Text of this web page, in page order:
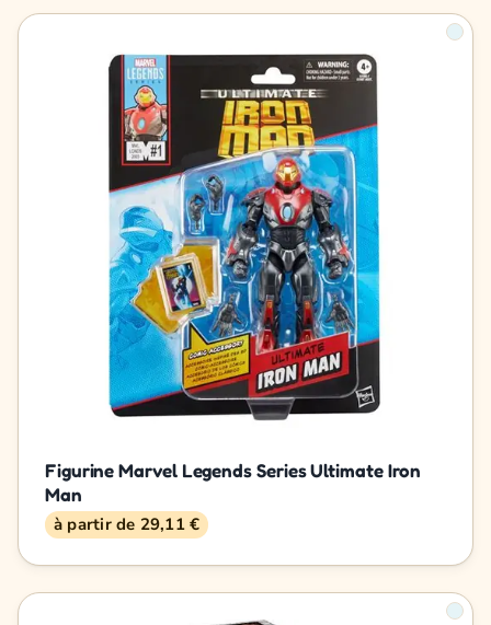
Figurine Marvel Legends Series Ultimate Iron
Man
à partir de 29,11 €